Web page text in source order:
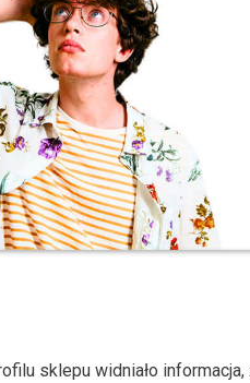
sklepu widniało informacja,